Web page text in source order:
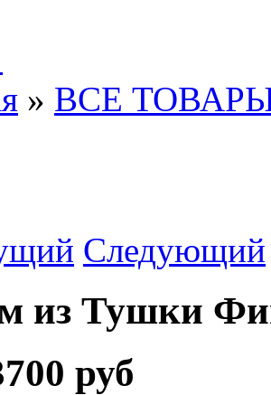
» ВСЕ
Следующий
из Тушки
руб